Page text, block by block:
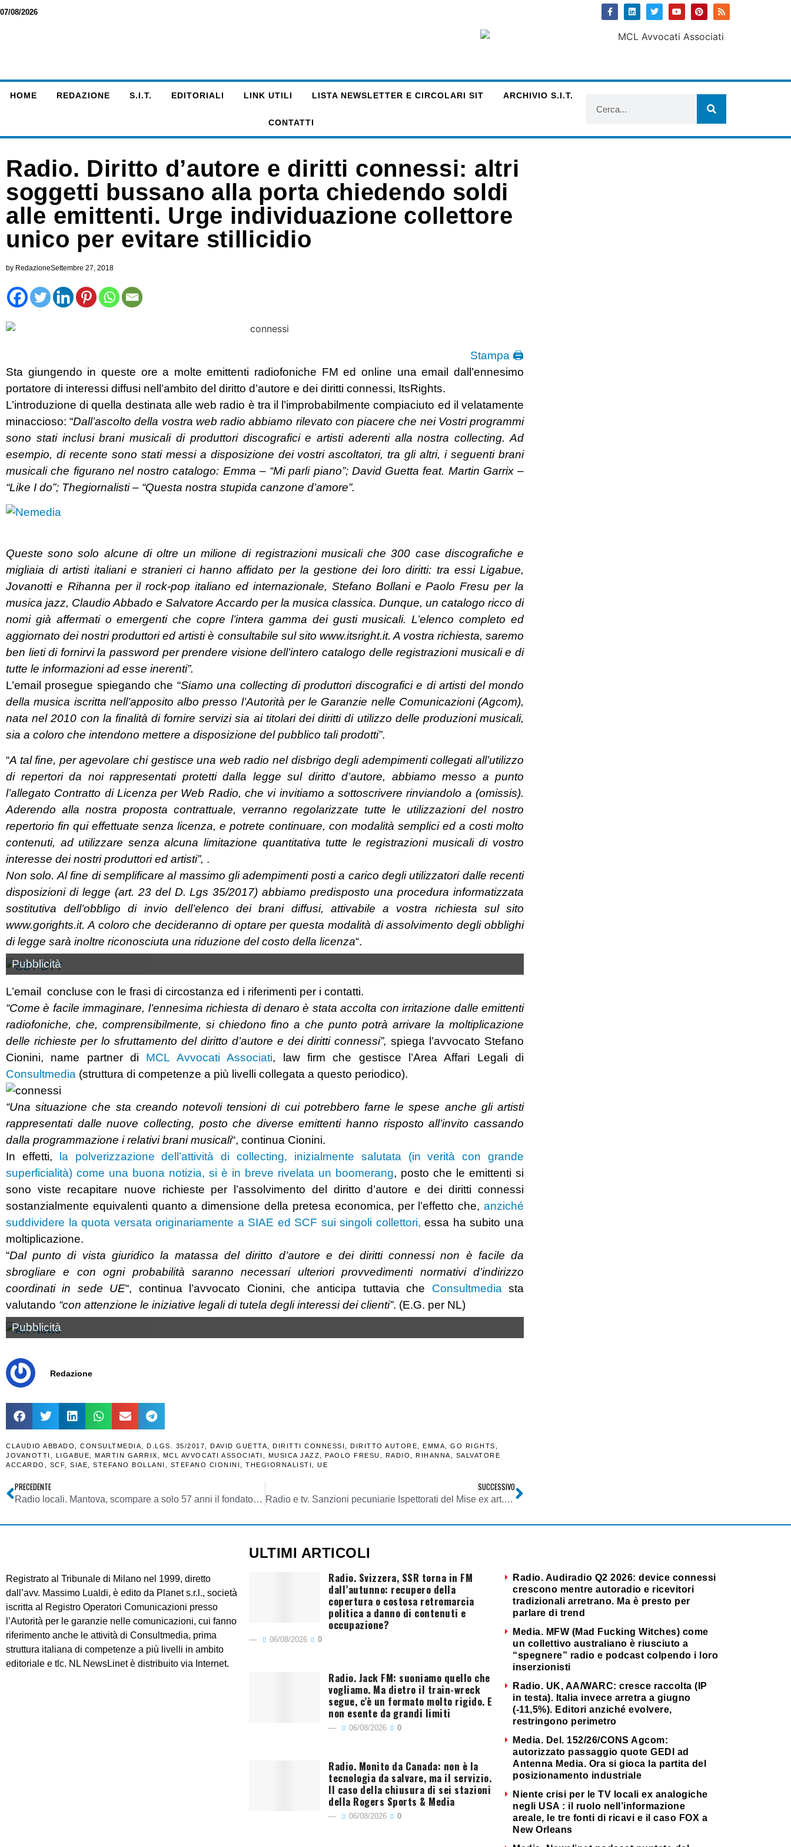
07/08/2026
HOME REDAZIONE S.I.T. EDITORIALI LINK UTILI LISTA NEWSLETTER E CIRCOLARI SIT ARCHIVIO S.I.T.
CONTATTI
Radio. Diritto d’autore e diritti connessi: altri
soggetti bussano alla porta chiedendo soldi
alle emittenti. Urge individuazione collettore
unico per evitare stillicidio
by RedazioneSettembre 27, 2018
Stampa 🖨
Sta giungendo in queste ore a molte emittenti radiofoniche FM ed online una email dall’ennesimo
portatore di interessi diffusi nell’ambito del diritto d’autore e dei diritti connessi, ItsRights.
L’introduzione di quella destinata alle web radio è tra il l’improbabilmente compiaciuto ed il velatamente
minaccioso: “Dall’ascolto della vostra web radio abbiamo rilevato con piacere che nei Vostri programmi
sono stati inclusi brani musicali di produttori discografici e artisti aderenti alla nostra collecting. Ad
esempio, di recente sono stati messi a disposizione dei vostri ascoltatori, tra gli altri, i seguenti brani
musicali che figurano nel nostro catalogo: Emma – “Mi parli piano”; David Guetta feat. Martin Garrix –
“Like I do”; Thegiornalisti – “Questa nostra stupida canzone d’amore”.
Queste sono solo alcune di oltre un milione di registrazioni musicali che 300 case discografiche e
migliaia di artisti italiani e stranieri ci hanno affidato per la gestione dei loro diritti: tra essi Ligabue,
Jovanotti e Rihanna per il rock-pop italiano ed internazionale, Stefano Bollani e Paolo Fresu per la
musica jazz, Claudio Abbado e Salvatore Accardo per la musica classica. Dunque, un catalogo ricco di
nomi già affermati o emergenti che copre l’intera gamma dei gusti musicali. L’elenco completo ed
aggiornato dei nostri produttori ed artisti è consultabile sul sito www.itsright.it. A vostra richiesta, saremo
ben lieti di fornirvi la password per prendere visione dell’intero catalogo delle registrazioni musicali e di
tutte le informazioni ad esse inerenti”.
L’email prosegue spiegando che “Siamo una collecting di produttori discografici e di artisti del mondo
della musica iscritta nell’apposito albo presso l’Autorità per le Garanzie nelle Comunicazioni (Agcom),
nata nel 2010 con la finalità di fornire servizi sia ai titolari dei diritti di utilizzo delle produzioni musicali,
sia a coloro che intendono mettere a disposizione del pubblico tali prodotti”.
“A tal fine, per agevolare chi gestisce una web radio nel disbrigo degli adempimenti collegati all’utilizzo
di repertori da noi rappresentati protetti dalla legge sul diritto d’autore, abbiamo messo a punto
l’allegato Contratto di Licenza per Web Radio, che vi invitiamo a sottoscrivere rinviandolo a (omissis).
Aderendo alla nostra proposta contrattuale, verranno regolarizzate tutte le utilizzazioni del nostro
repertorio fin qui effettuate senza licenza, e potrete continuare, con modalità semplici ed a costi molto
contenuti, ad utilizzare senza alcuna limitazione quantitativa tutte le registrazioni musicali di vostro
interesse dei nostri produttori ed artisti”, .
Non solo. Al fine di semplificare al massimo gli adempimenti posti a carico degli utilizzatori dalle recenti
disposizioni di legge (art. 23 del D. Lgs 35/2017) abbiamo predisposto una procedura informatizzata
sostitutiva dell’obbligo di invio dell’elenco dei brani diffusi, attivabile a vostra richiesta sul sito
www.gorights.it. A coloro che decideranno di optare per questa modalità di assolvimento degli obblighi
di legge sarà inoltre riconosciuta una riduzione del costo della licenza“.
Pubblicità
L’email concluse con le frasi di circostanza ed i riferimenti per i contatti.
“Come è facile immaginare, l’ennesima richiesta di denaro è stata accolta con irritazione dalle emittenti
radiofoniche, che, comprensibilmente, si chiedono fino a che punto potrà arrivare la moltiplicazione
delle richieste per lo sfruttamento del diritto d’autore e dei diritti connessi”, spiega l’avvocato Stefano
Cionini, name partner di MCL Avvocati Associati, law firm che gestisce l’Area Affari Legali di
Consultmedia (struttura di competenze a più livelli collegata a questo periodico).
“Una situazione che sta creando notevoli tensioni di cui potrebbero farne le spese anche gli artisti
rappresentati dalle nuove collecting, posto che diverse emittenti hanno risposto all’invito cassando
dalla programmazione i relativi brani musicali“, continua Cionini.
In effetti, la polverizzazione dell’attività di collecting, inizialmente salutata (in verità con grande
superficialità) come una buona notizia, si è in breve rivelata un boomerang, posto che le emittenti si
sono viste recapitare nuove richieste per l’assolvimento del diritto d’autore e dei diritti connessi
sostanzialmente equivalenti quanto a dimensione della pretesa economica, per l’effetto che, anziché
suddividere la quota versata originariamente a SIAE ed SCF sui singoli collettori, essa ha subito una
moltiplicazione.
“Dal punto di vista giuridico la matassa del diritto d’autore e dei diritti connessi non è facile da
sbrogliare e con ogni probabilità saranno necessari ulteriori provvedimenti normativi d’indirizzo
coordinati in sede UE“, continua l’avvocato Cionini, che anticipa tuttavia che Consultmedia sta
valutando “con attenzione le iniziative legali di tutela degli interessi dei clienti”. (E.G. per NL)
Pubblicità
Redazione
CLAUDIO ABBADO CONSULTMEDIA D.LGS. 35/2017 DAVID GUETTA DIRITTI CONNESSI DIRITTO AUTORE EMMA GO RIGHTS
JOVANOTTI
LIGABUE MARTIN GARRIX MCL AVVOCATI ASSOCIATI MUSICA JAZZ PAOLO FRESU RADIO RIHANNA
SALVATORE
ACCARDO
SCF SIAE STEFANO BOLLANI STEFANO CIONINI THEGIORNALISTI UE
PRECEDENTE
Radio locali. Mantova, scompare a solo 57 anni il fondatore di Radio Virgilio, Giacomo Sanguanini
SUCCESSIVO
Radio e tv. Sanzioni pecuniarie Ispettorati del Mise ex art. 98 c. 8 D Lgs 259/2003 per modifiche impiantistiche. Cassazione: no, si applica art. 32 c. 5 L. 223/1990
Registrato al Tribunale di Milano nel 1999, diretto
dall’avv. Massimo Lualdi, è edito da Planet s.r.l., società
iscritta al Registro Operatori Comunicazioni presso
l’Autorità per le garanzie nelle comunicazioni, cui fanno
riferimento anche le attività di Consultmedia, prima
struttura italiana di competenze a più livelli in ambito
editoriale e tlc. NL NewsLinet è distribuito via Internet.
ULTIMI ARTICOLI
Radio. Svizzera, SSR torna in FM
dall’autunno: recupero della
copertura o costosa retromarcia
politica a danno di contenuti e
occupazione?
06/08/2026 0
Radio. Jack FM: suoniamo quello che
vogliamo. Ma dietro il train-wreck
segue, c’è un formato molto rigido. E
non esente da grandi limiti
06/08/2026 0
Radio. Monito da Canada: non è la
tecnologia da salvare, ma il servizio.
Il caso della chiusura di sei stazioni
della Rogers Sports & Media
06/08/2026 0
Radio. Audiradio Q2 2026: device connessi
crescono mentre autoradio e ricevitori
tradizionali arretrano. Ma è presto per
parlare di trend
Media. MFW (Mad Fucking Witches) come
un collettivo australiano è riusciuto a
“spegnere” radio e podcast colpendo i loro
inserzionisti
Radio. UK, AA/WARC: cresce raccolta (IP
in testa). Italia invece arretra a giugno
(-11,5%). Editori anziché evolvere,
restringono perimetro
Media. Del. 152/26/CONS Agcom:
autorizzato passaggio quote GEDI ad
Antenna Media. Ora si gioca la partita del
posizionamento industriale
Niente crisi per le TV locali ex analogiche
negli USA : il ruolo nell’informazione
areale, le tre fonti di ricavi e il caso FOX a
New Orleans